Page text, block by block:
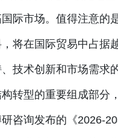
国际市场。值得注意的
将在国际贸易中占据
技术创新和市场需求
转型的重要组成部分
咨询发布的《2026-